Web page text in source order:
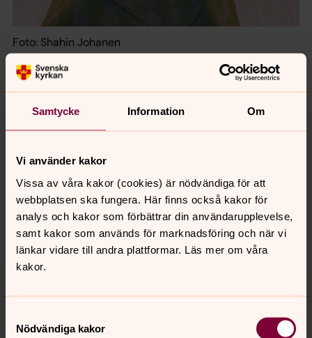
Samtycke Information Om
Vi använder kakor
Vissa av våra kakor (cookies) är nödvändiga för att
webbplatsen ska fungera. Här finns också kakor för
analys och kakor som förbättrar din användarupplevelse,
samt kakor som används för marknadsföring och när vi
länkar vidare till andra plattformar. Läs mer om våra
kakor.
Nödvändiga kakor
Foto: Shahin Johanen
Bårtäcke Landvetter kyrka
Senast ändrad 14 april 2021
innehåll?
landvetter-harryda.forsamling@svenskakyrkan.se
Dela